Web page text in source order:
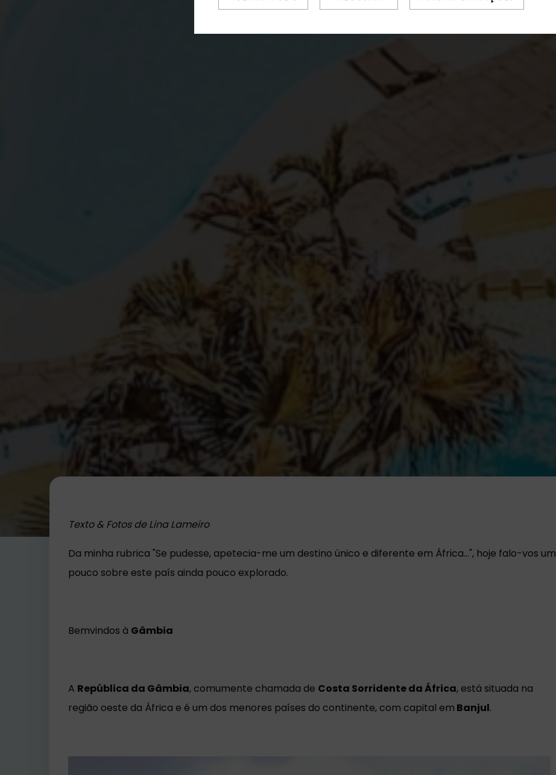
Texto & Fotos de Lina Lameiro
Da minha rubrica "Se pudesse, apetecia-me um destino único e diferente em África...", hoje falo-vos um
pouco sobre este país ainda pouco explorado.
Bemvindos à Gâmbia
A República da Gâmbia, comumente chamada de Costa Sorridente da África, está situada na
região oeste da África e é um dos menores países do continente, com capital em Banjul.